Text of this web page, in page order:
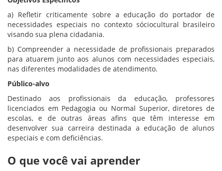
a) Refletir criticamente sobre a educação do portador de
necessidades especiais no contexto sóciocultural brasileiro
visando sua plena cidadania.
b) Compreender a necessidade de profissionais preparados
para atuarem junto aos alunos com necessidades especiais,
nas diferentes modalidades de atendimento.
Público-alvo
Destinado aos profissionais da educação, professores
licenciados em Pedagogia ou Normal Superior, diretores de
escolas, e de outras áreas afins que têm interesse em
desenvolver sua carreira destinada a educação de alunos
especiais e com deficiências.
O que você vai aprender